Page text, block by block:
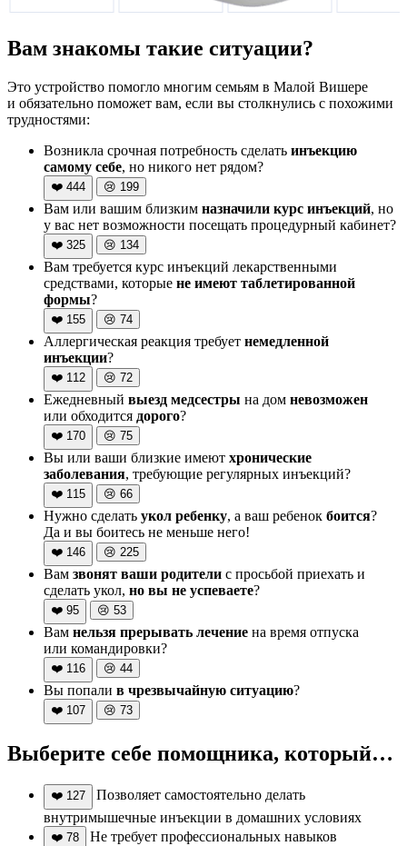
Вам знакомы такие ситуации?
Это устройство помогло многим семьям в Малой Вишере
и обязательно поможет вам, если вы столкнулись с похожими
трудностями:
Возникла срочная потребность сделать инъекцию
самому себе, но никого нет рядом?
❤️ 444 😢 199
Вам или вашим близким назначили курс инъекций, но
у вас нет возможности посещать процедурный кабинет?
❤️ 325 😢 134
Вам требуется курс инъекций лекарственными
средствами, которые не имеют таблетированной
формы?
❤️ 155 😢 74
Аллергическая реакция требует немедленной
инъекции?
❤️ 112 😢 72
Ежедневный выезд медсестры на дом невозможен
или обходится дорого?
❤️ 170 😢 75
Вы или ваши близкие имеют хронические
заболевания, требующие регулярных инъекций?
❤️ 115 😢 66
Нужно сделать укол ребенку, а ваш ребенок боится?
Да и вы боитесь не меньше него!
❤️ 146 😢 225
Вам звонят ваши родители с просьбой приехать и
сделать укол, но вы не успеваете?
❤️ 95 😢 53
Вам нельзя прерывать лечение на время отпуска
или командировки?
❤️ 116 😢 44
Вы попали в чрезвычайную ситуацию?
❤️ 107 😢 73
Выберите себе помощника, который…
❤️ 127
Позволяет самостоятельно делать
внутримышечные инъекции в домашних условиях
❤️ 78 Не требует профессиональных навыков